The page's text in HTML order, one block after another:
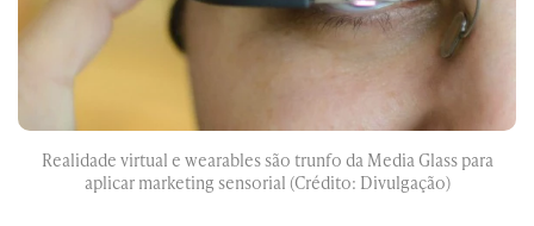
Realidade virtual e wearables são trunfo da Media Glass para
aplicar marketing sensorial (Crédito: Divulgação)